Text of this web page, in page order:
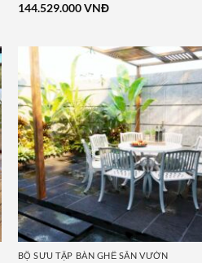
144.529.000VNĐ
Add to
wishlist
BỘ SƯU TẬP BÀN GHẾ SÂN VƯỜN